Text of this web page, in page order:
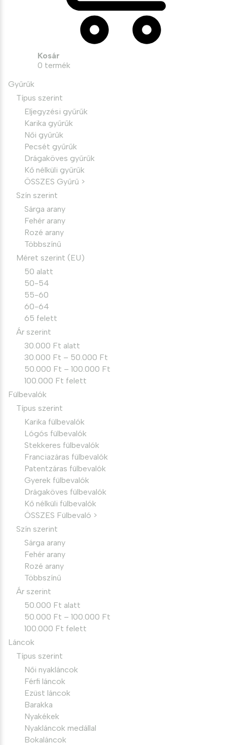
Kosár
0 termék
Gyűrűk
Típus szerint
Eljegyzési gyűrűk
Karika gyűrűk
Női gyűrűk
Pecsét gyűrűk
Drágaköves gyűrűk
Kő nélküli gyűrűk
ÖSSZES Gyűrű >
Szín szerint
Sárga arany
Fehér arany
Rozé arany
Többszínű
Méret szerint (EU)
50 alatt
50-54
55-60
60-64
65 felett
Ár szerint
30.000 Ft alatt
30.000 Ft – 50.000 Ft
50.000 Ft – 100.000 Ft
100.000 Ft felett
Fülbevalók
Típus szerint
Karika fülbevalók
Lógós fülbevalók
Stekkeres fülbevalók
Franciazáras fülbevalók
Patentzáras fülbevalók
Gyerek fülbevalók
Drágaköves fülbevalók
Kő nélküli fülbevalók
ÖSSZES Fülbevaló >
Szín szerint
Sárga arany
Fehér arany
Rozé arany
Többszínű
Ár szerint
50.000 Ft alatt
50.000 Ft – 100.000 Ft
100.000 Ft felett
Láncok
Típus szerint
Női nyakláncok
Férfi láncok
Ezüst láncok
Barakka
Nyakékek
Nyakláncok medállal
Bokaláncok